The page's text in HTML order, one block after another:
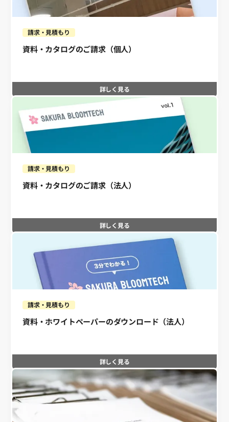
請求・見積もり
資料・カタログのご請求（個人）
詳しく見る
請求・見積もり
資料・カタログのご請求（法人）
詳しく見る
請求・見積もり
資料・ホワイトペーパーのダウンロード（法人）
詳しく見る